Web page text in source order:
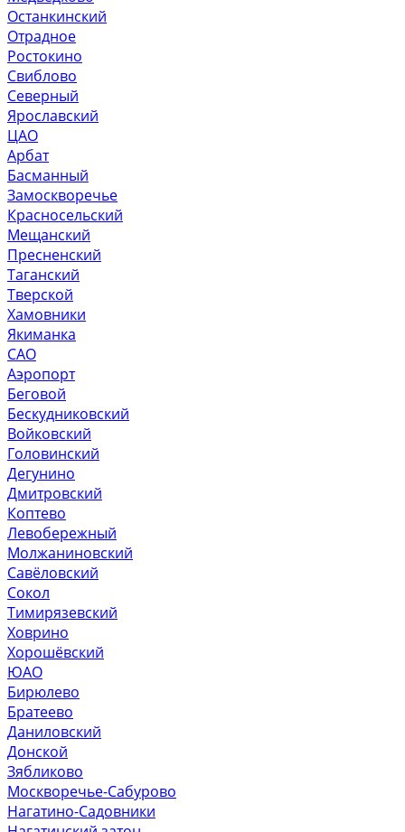
Останкинский
Отрадное
Ростокино
Свиблово
Северный
Ярославский
ЦАО
Арбат
Басманный
Замоскворечье
Красносельский
Мещанский
Пресненский
Таганский
Тверской
Хамовники
Якиманка
САО
Аэропорт
Беговой
Бескудниковский
Войковский
Головинский
Дегунино
Дмитровский
Коптево
Левобережный
Молжаниновский
Савёловский
Сокол
Тимирязевский
Ховрино
Хорошёвский
ЮАО
Бирюлево
Братеево
Даниловский
Донской
Зябликово
Москворечье-Сабурово
Нагатино-Садовники